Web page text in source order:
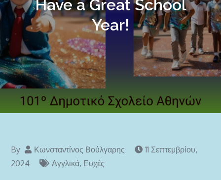
Have a Great School
Year!
By Κωνσταντίνος Βούλγαρης
11 Σεπτεμβρίου,
2024
Αγγλικά, Ευχές